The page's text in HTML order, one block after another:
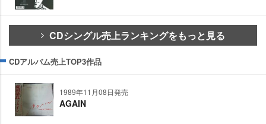
CDシングル売上ランキングをもっと見る
CDアルバム売上TOP3作品
1989年11月08日発売
AGAIN